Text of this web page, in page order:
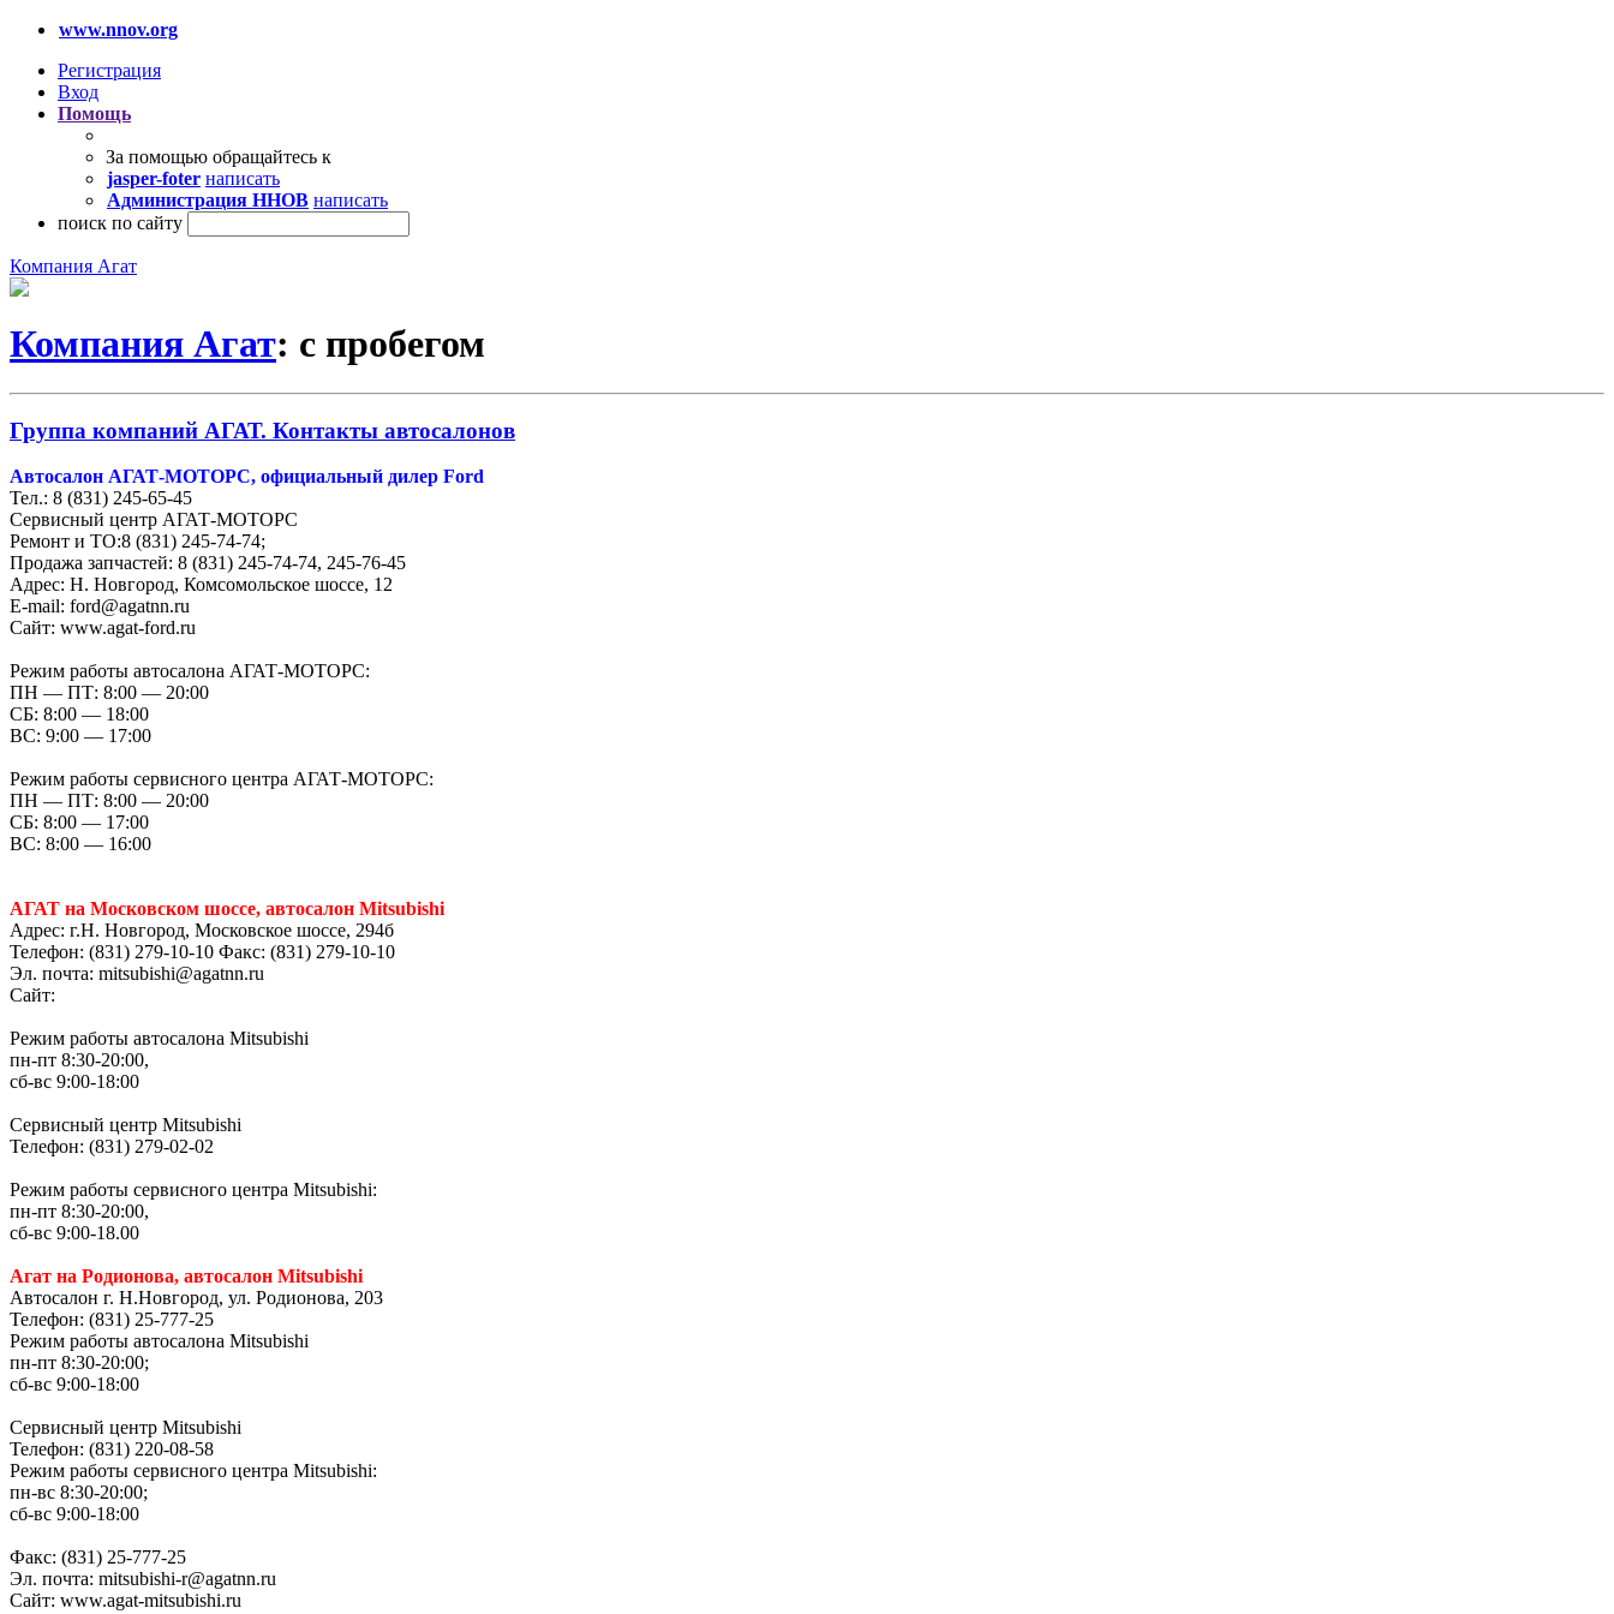
www.nnov.org
Регистрация
Вход
Помощь
За помощью обращайтесь к
jasper-foter написать
Администрация ННОВ написать
поиск по сайту
Компания Агат
Компания Агат: с пробегом
Группа компаний АГАТ. Контакты автосалонов
Автосалон АГАТ-МОТОРС, официальный дилер Ford
Тел.: 8 (831) 245-65-45
Сервисный центр АГАТ-МОТОРС
Ремонт и ТО:8 (831) 245-74-74;
Продажа запчастей: 8 (831) 245-74-74, 245-76-45
Адрес: Н. Новгород, Комсомольское шоссе, 12
E-mail: ford@agatnn.ru
Сайт: www.agat-ford.ru
Режим работы автосалона АГАТ-МОТОРС:
ПН — ПТ: 8:00 — 20:00
СБ: 8:00 — 18:00
ВС: 9:00 — 17:00
Режим работы сервисного центра АГАТ-МОТОРС:
ПН — ПТ: 8:00 — 20:00
СБ: 8:00 — 17:00
ВС: 8:00 — 16:00
АГАТ на Московском шоссе, автосалон Mitsubishi
Адрес: г.Н. Новгород, Московское шоссе, 294б
Телефон: (831) 279-10-10 Факс: (831) 279-10-10
Эл. почта: mitsubishi@agatnn.ru
Сайт:
Режим работы автосалона Mitsubishi
пн-пт 8:30-20:00,
сб-вс 9:00-18:00
Сервисный центр Mitsubishi
Телефон: (831) 279-02-02
Режим работы сервисного центра Mitsubishi:
пн-пт 8:30-20:00,
сб-вс 9:00-18.00
Агат на Родионова, автосалон Mitsubishi
Автосалон г. Н.Новгород, ул. Родионова, 203
Телефон: (831) 25-777-25
Режим работы автосалона Mitsubishi
пн-пт 8:30-20:00;
сб-вс 9:00-18:00
Сервисный центр Mitsubishi
Телефон: (831) 220-08-58
Режим работы сервисного центра Mitsubishi:
пн-вс 8:30-20:00;
сб-вс 9:00-18:00
Факс: (831) 25-777-25
Эл. почта: mitsubishi-r@agatnn.ru
Сайт: www.agat-mitsubishi.ru